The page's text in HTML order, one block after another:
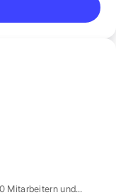
Mitarbeitern und